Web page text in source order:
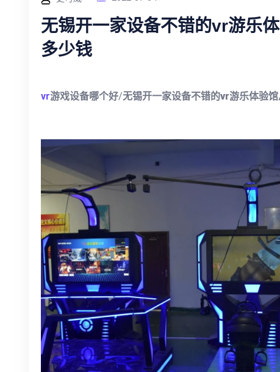
无锡开一家设备不错的vr游乐
多少钱
vr游戏设备哪个好/无锡开一家设备不错的vr游乐体验